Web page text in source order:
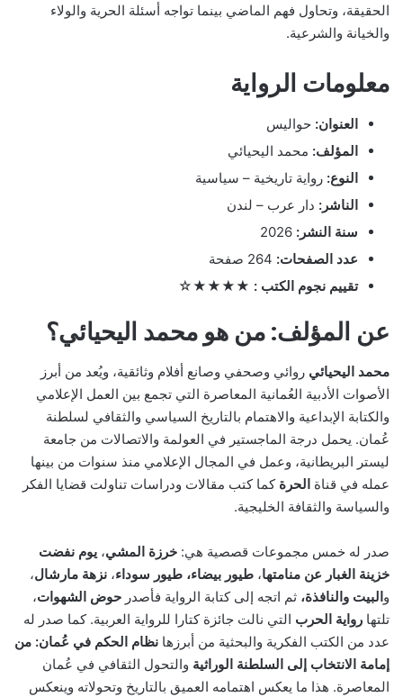
الحقيقة، وتحاول فهم الماضي بينما تواجه أسئلة الحرية والولاء
والخيانة والشرعية.
معلومات الرواية
العنوان: حواليس
المؤلف: محمد اليحيائي
النوع: رواية تاريخية – سياسية
الناشر: دار عرب – لندن
سنة النشر:
عدد الصفحات:
تقييم نجوم الكتب : ★★★★☆
عن المؤلف: من هو محمد اليحيائي؟
محمد اليحيائي روائي وصحفي وصانع أفلام وثائقية، ويُعد من أبرز
الأصوات الأدبية العُمانية المعاصرة التي تجمع بين العمل الإعلامي
والكتابة الإبداعية والاهتمام بالتاريخ السياسي والثقافي لسلطنة
عُمان. يحمل درجة الماجستير في العولمة والاتصالات من جامعة
ليستر البريطانية، وعمل في المجال الإعلامي منذ سنوات من بينها
عمله في قناة الحرة كما كتب مقالات ودراسات تناولت قضايا الفكر
والسياسة والثقافة الخليجية.
صدر له خمس مجموعات قصصية هي: خرزة المشي، يوم نفضت
خزينة الغبار عن منامتها، طيور بيضاء، طيور سوداء، نزهة مارشال،
و البيت والنافذة، ثم اتجه إلى كتابة الرواية فأصدر حوض الشهوات،
تلتها رواية الحرب التي نالت جائزة كتارا للرواية العربية. كما صدر له
عدد من الكتب الفكرية والبحثية من أبرزها نظام الحكم في عُمان: من
إمامة الانتخاب إلى السلطنة الوراثية والتحول الثقافي في عُمان
المعاصرة. هذا ما يعكس اهتمامه العميق بالتاريخ وتحولاته وينعكس